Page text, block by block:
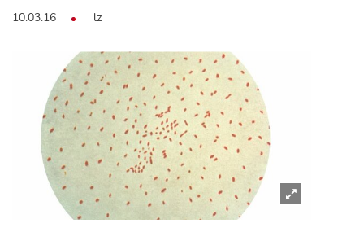
10.03.16 lz